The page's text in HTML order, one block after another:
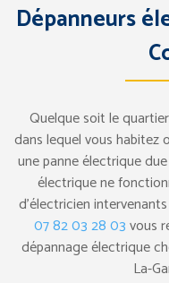
Dépanneurs
Quelque soit le
dans lequel vous habitez
une panne électrique
électrique ne
d’électricien
07 82 03 28 03vous
dépannage électrique
La-